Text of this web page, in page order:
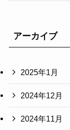
アーカイブ
2025年1月
2024年12月
2024年11月